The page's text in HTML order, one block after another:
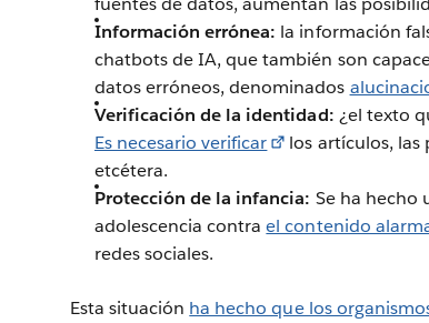
Información errónea: la información
chatbots de IA, que también son
datos erróneos, denominados
Verificación de la identidad: ¿el texto
Es necesario verificar
los artículos, las
etcétera.
Protección de la infancia: Se ha hecho
adolescencia contrael contenido
redes sociales.
Esta situación ha hecho que los